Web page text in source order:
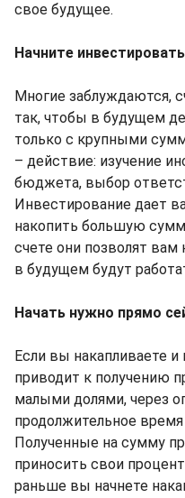
свое будущее.
Начните инвестировать
Многие заблуждаются,
так, чтобы в будущем
только с крупными
– действие: изучение
бюджета, выбор
Инвестирование дает
накопить большую
счете они позволят
в будущем будут
Начать нужно прямо
Если вы накапливаете и
приводит к получению
малыми долями, через
продолжительное
Полученные на сумму
приносить свои
раньше вы начнете